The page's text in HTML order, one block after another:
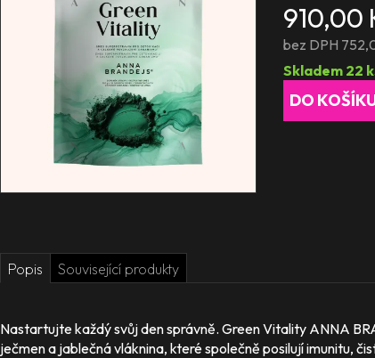
910,00
bez DPH
Skladem 22
DO
Popis Související produkty
Nastartujte každý svůj den správně. Green Vitality ANNA
ječmen a jablečná vláknina, které společně posilují imunitu,